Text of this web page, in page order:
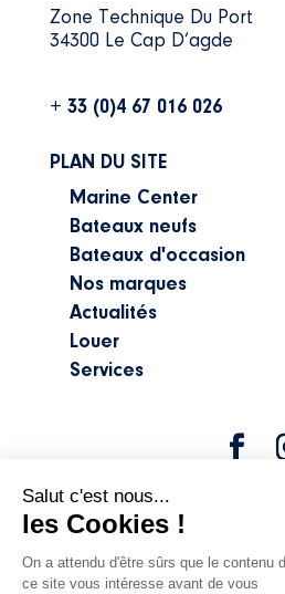
Zone Technique Du Port
34300 Le Cap D’agde
+ 33 (0)4 67 016 026
PLAN DU SITE
Marine Center
Bateaux neufs
Bateaux d'occasion
Nos marques
Actualités
Louer
Services
©2024 Marine Center |